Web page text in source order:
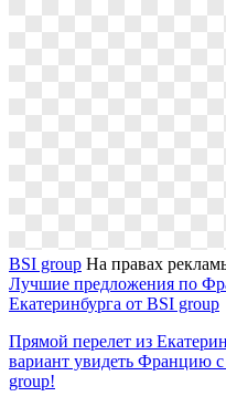
BSI group На правах
Лучшие предложения по
Екатеринбурга от BSI group
Прямой перелет из
вариант увидеть Францию
group!